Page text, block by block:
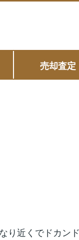
売却査定
り近くでドカン